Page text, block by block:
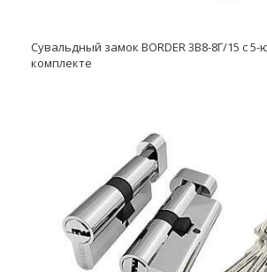
Сувальдный замок BORDER 3В8-8Г/15 с
комплекте